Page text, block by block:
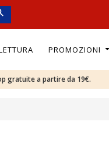
PROMOZIONI
gratuite a partire da 19€.